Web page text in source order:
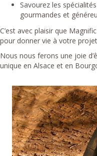
Savourez les
gourmandes et
C’est avec plaisir que
pour donner vie à votre
Nous nous ferons une joie
unique en Alsace et en